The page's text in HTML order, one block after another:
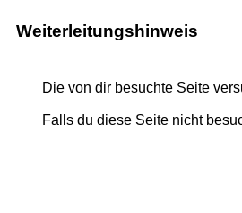
Weiterleitungshinweis
Die von dir besuchte Seite
Falls du diese Seite nicht